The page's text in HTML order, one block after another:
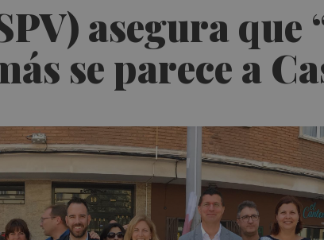
asegura
se parece a